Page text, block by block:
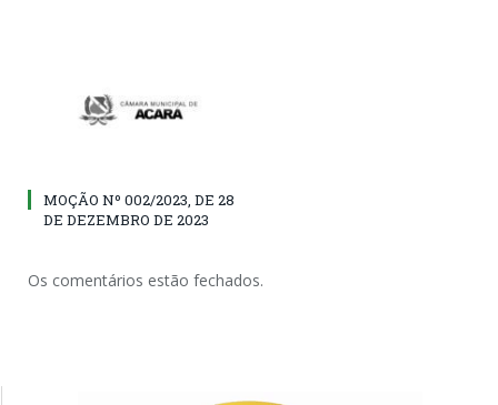
MOÇÃO Nº 002/2023, DE 28
DE DEZEMBRO DE 2023
Os comentários estão fechados.